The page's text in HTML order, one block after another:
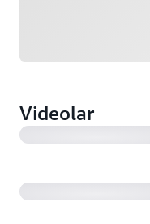
Videolar